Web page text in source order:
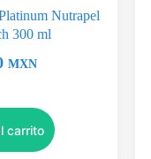
Nutrapel
300 ml
MXN
carrito